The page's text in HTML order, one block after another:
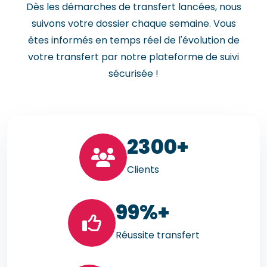
Dès les démarches de transfert lancées, nous
suivons votre dossier chaque semaine. Vous
êtes informés en temps réel de l'évolution de
votre transfert par notre plateforme de suivi
sécurisée !
2300+
Clients
99%+
Réussite transfert